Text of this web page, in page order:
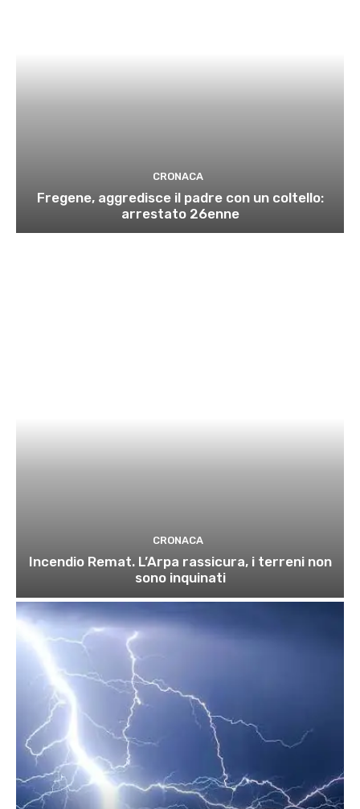
CRONACA
Fregene, aggredisce il padre con un coltello:
arrestato 26enne
CRONACA
Incendio Remat. L’Arpa rassicura, i terreni non
sono inquinati